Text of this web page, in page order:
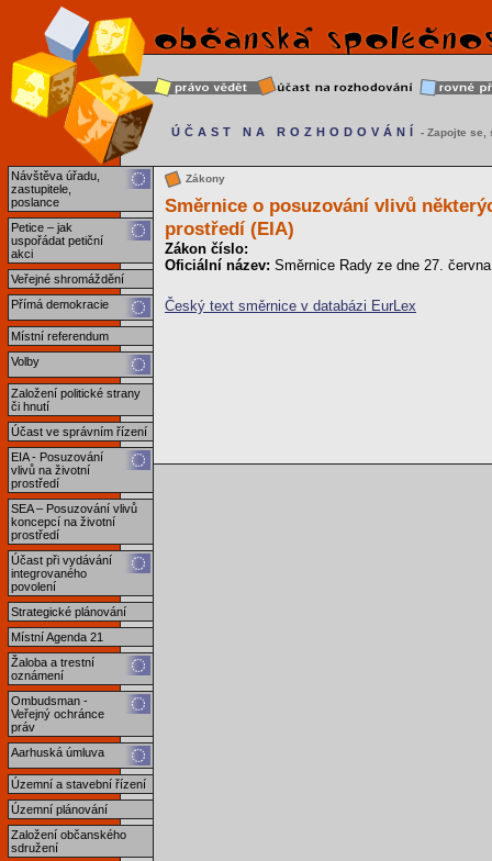
Návštěva úřadu,
zastupitele,
poslance
Petice – jak
uspořádat petiční
akci
Veřejné shromáždění
Přímá demokracie
Místní referendum
Volby
Založení politické strany
či hnutí
Účast ve správním řízení
EIA - Posuzování
vlivů na životní
prostředí
SEA – Posuzování vlivů
koncepcí na životní
prostředí
Účast při vydávání
integrovaného
povolení
Strategické plánování
Místní Agenda 21
Žaloba a trestní
oznámení
Ombudsman -
Veřejný ochránce
práv
Aarhuská úmluva
Územní a stavební řízení
Územní plánování
Založení občanského
sdružení
ÚČAST NA ROZHODOVÁNÍ - Zapojte se,
Zákony
Směrnice o posuzování vlivů
prostředí (EIA)
Zákon číslo:
Oficiální název: Směrnice Rady ze dne 27.
Český text směrnice v databázi EurLex